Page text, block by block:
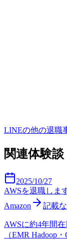
LINEの他の退職
関連体験談
2025/10/27
AWSを退職しま
Amazon
記載
AWSに約4年間
（EMR Hadoop